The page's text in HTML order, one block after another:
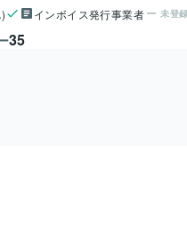
インボイス発行事業者 未登録
35